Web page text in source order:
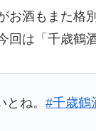
お酒もまた格
回は「千歳鶴
とね。#千歳鶴